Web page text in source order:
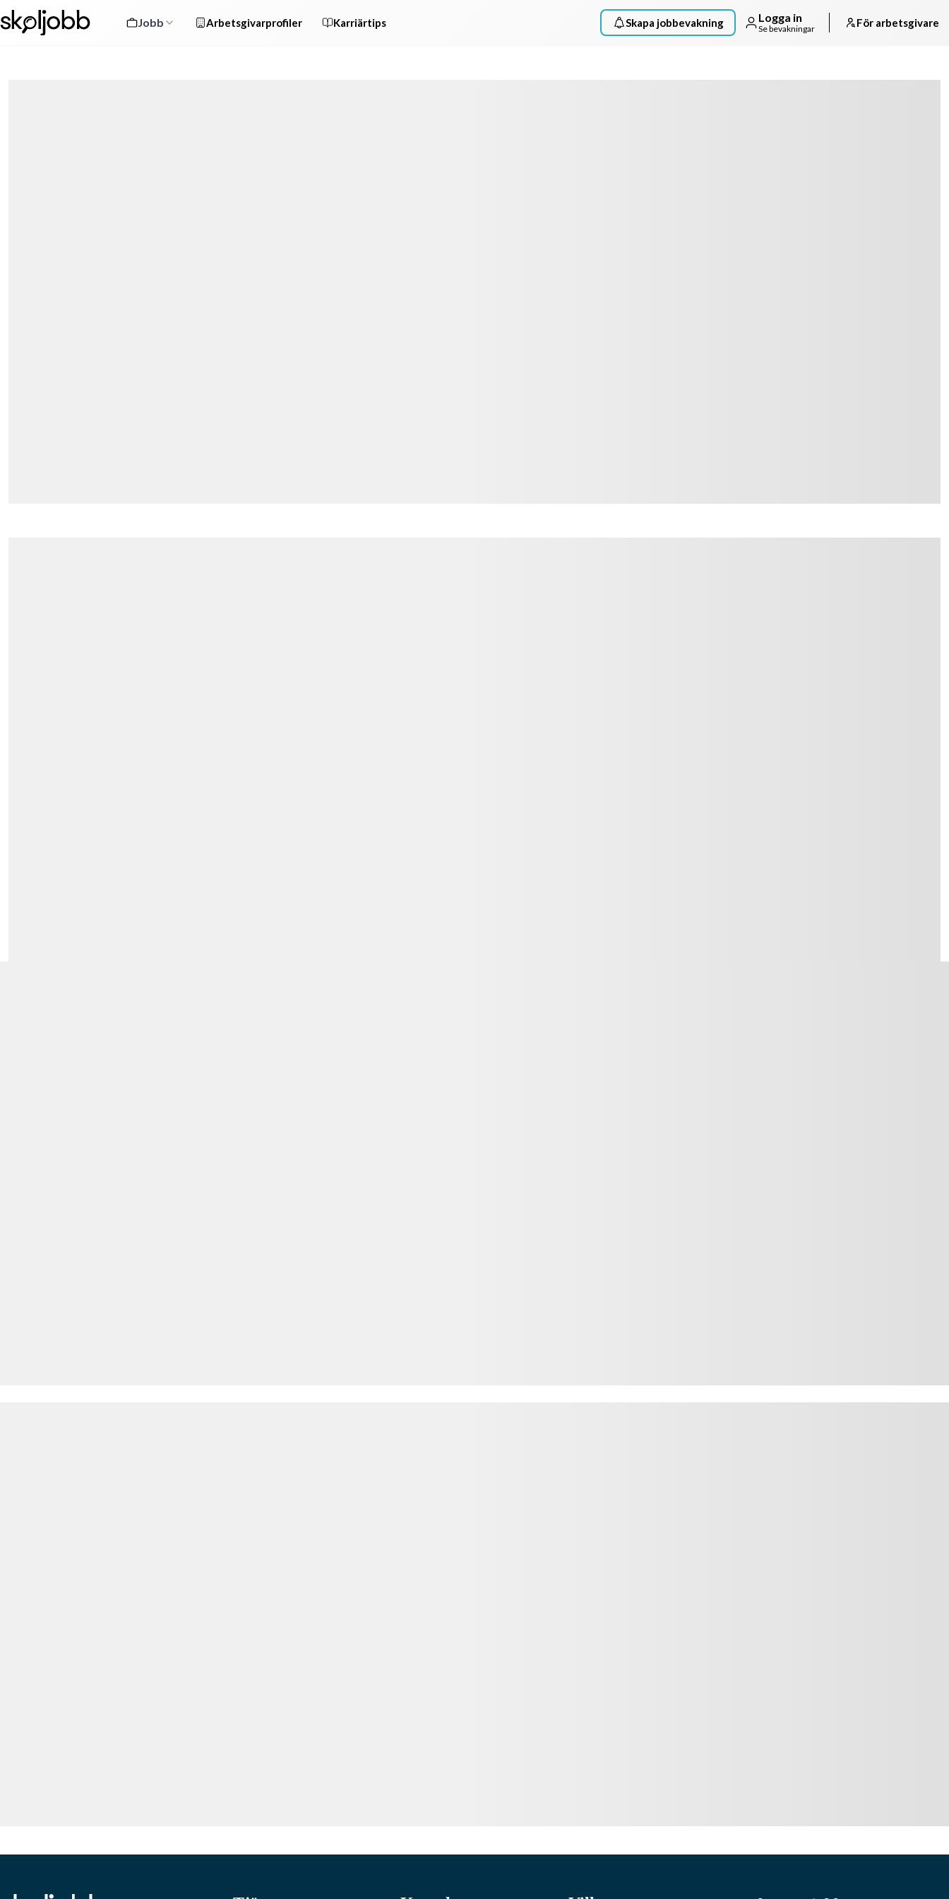
Jobb Arbetsgivarprofiler Karriärtips Skapa jobbevakning Logga in
Se bevakningar För arbetsgivare